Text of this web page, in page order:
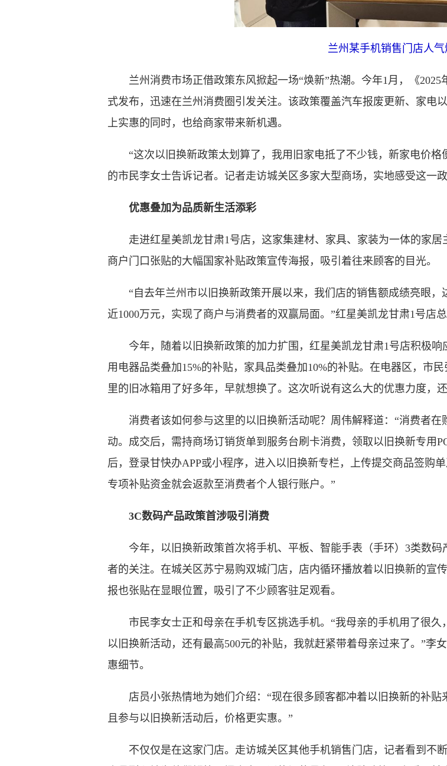
兰州某手机销售门店人气
兰州消费市场正借政策东风掀起一场“焕新”热潮。今年1月，《2025
式发布，迅速在兰州消费圈引发关注。该政策覆盖汽车报废更新、家电
上实惠的同时，也给商家带来新机遇。
“这次以旧换新政策太划算了，我用旧家电抵了不少钱，新家电价格
的市民李女士告诉记者。记者走访城关区多家大型商场，实地感受这一
优惠叠加为品质新生活添彩
走进红星美凯龙甘肃1号店，这家集建材、家具、家装为一体的家居
商户门口张贴的大幅国家补贴政策宣传海报，吸引着往来顾客的目光。
“自去年兰州市以旧换新政策开展以来，我们店的销售额成绩亮眼，
近1000万元，实现了商户与消费者的双赢局面。”红星美凯龙甘肃1号店
今年，随着以旧换新政策的加力扩围，红星美凯龙甘肃1号店积极响
用电器品类叠加15%的补贴，家具品类叠加10%的补贴。在电器区，市
里的旧冰箱用了好多年，早就想换了。这次听说有这么大的优惠力度，
消费者该如何参与这里的以旧换新活动呢？周伟解释道：“消费者在
动。成交后，需持商场订销货单到服务台刷卡消费，领取以旧换新专用
后，登录甘快办APP或小程序，进入以旧换新专栏，上传提交商品签购
专项补贴资金就会返款至消费者个人银行账户。”
3C数码产品政策首涉吸引消费
今年，以旧换新政策首次将手机、平板、智能手表（手环）3类数码
者的关注。在城关区苏宁易购双城门店，店内循环播放着以旧换新的宣
报也张贴在显眼位置，吸引了不少顾客驻足观看。
市民李女士正和母亲在手机专区挑选手机。“我母亲的手机用了很久
以旧换新活动，还有最高500元的补贴，我就赶紧带着母亲过来了。”李
惠细节。
店员小张热情地为她们介绍：“现在很多顾客都冲着以旧换新的补贴
且参与以旧换新活动后，价格更实惠。”
不仅仅是在这家门店。走访城关区其他手机销售门店，记者看到不